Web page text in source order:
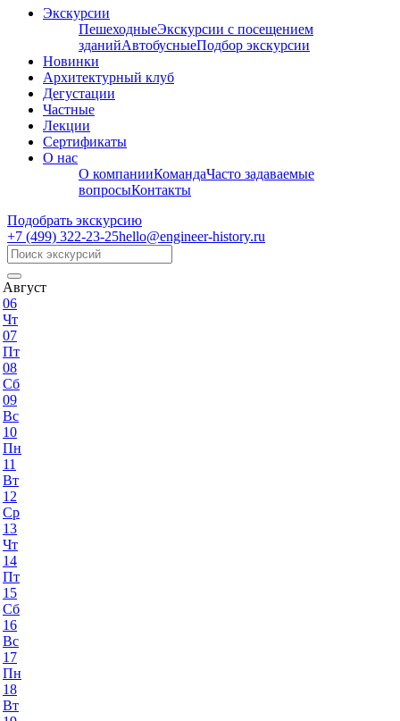
Экскурсии
ПешеходныеЭкскурсии с посещением
зданийАвтобусныеПодбор экскурсии
Новинки
Архитектурный клуб
Дегустации
Частные
Лекции
Сертификаты
О нас
О компанииКомандаЧасто задаваемые
вопросыКонтакты
Подобрать экскурсию
+7 (499) 322-23-25hello@engineer-history.ru
Август
06
Чт
07
Пт
08
Сб
09
Вс
10
Пн
11
Вт
12
Ср
13
Чт
14
Пт
15
Сб
16
Вс
17
Пн
18
Вт